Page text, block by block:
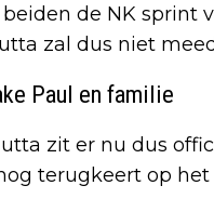
de NK sprint
zal dus niet
Paul en familie
zit er nu dus
terugkeert op het